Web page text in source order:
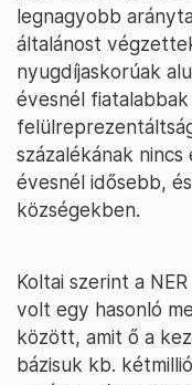
legnagyobb
általánost
nyugdíjaskorúak
évesnél
százalékának
évesnél idősebb,
községekben.
Koltai szerint a
volt egy hasonló
között, amit ő a
bázisuk kb.